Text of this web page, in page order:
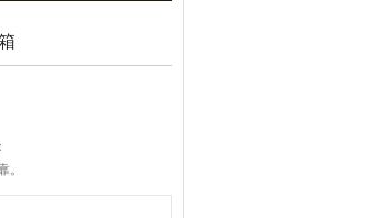
。
不锈钢内胆，箱内搁板间距